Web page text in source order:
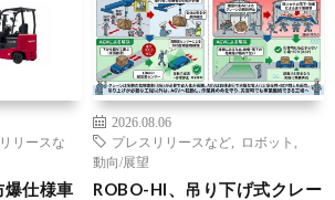
リースな
爆仕様車
2026.08.06
プレスリリースなど
ロボット
動向/展望
ROBO-HI、吊り下げ式クレー